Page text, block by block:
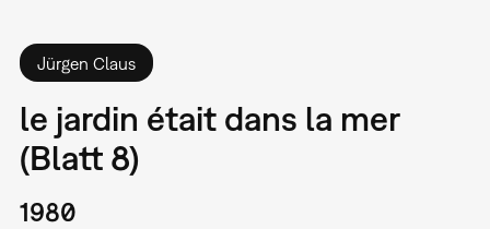
Jürgen Claus
le jardin était dans la mer
(Blatt 8)
1980